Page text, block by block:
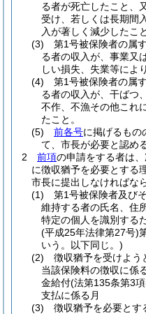
る者が死亡したこと、
受け、若しくは長期間
入が著しく減少したこと
(3)
第1号被保険者の属
る者の収入が、事業又
しい損失、失業等によ
(4)
第1号被保険者の属
る者の収入が、干ばつ
不作、不漁その他これ
たこと。
(5)
前各号に掲げるもの
て、市長が必要と認め
2
前項の申請をする者は
に徴収猶予を必要とする
市長に提出しなければな
(1)
第1号被保険者及び
維持する者の氏名、住
特定の個人を識別する
(平成25年法律第27号)
いう。以下同じ。)
(2)
徴収猶予を受けよう
当該保険料の徴収に係
金給付(法第135条第3
支払に係る月
(3)
徴収猶予を必要とす